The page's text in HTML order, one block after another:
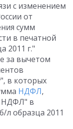
с изменением
от
сумм
в печатной
2011 г."
за вычетом
в которых
НДФЛ,
НДФЛ" в
л образца 2011